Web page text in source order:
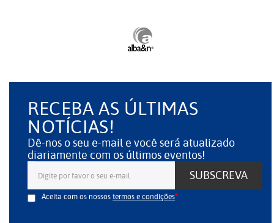
RECEBA AS ÚLTIMAS
NOTÍCIAS!
Dê-nos o seu e-mail e você será atualizado
diariamente com os últimos eventos!
SUBSCREVA
Aceita com os nossostermos e condições